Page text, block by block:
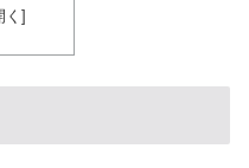
国のイ・ジョンフ」
を性接待して買収してい
き込まれることに